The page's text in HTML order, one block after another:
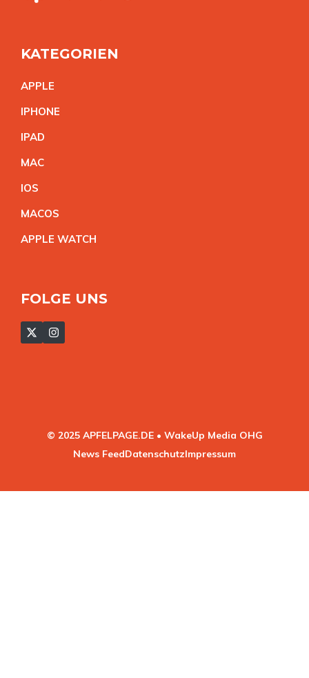
KATEGORIEN
APPLE
IPHONE
IPAD
MAC
IOS
MACOS
APPLE WATCH
FOLGE UNS
© 2025 APFELPAGE.DE • WakeUp Media OHG
News FeedDatenschutzImpressum